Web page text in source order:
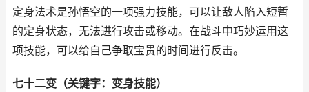
定身法术是孙悟空的一项强力技能，可以让敌人陷入短暂
的定身状态，无法进行攻击或移动。在战斗中巧妙运用这
项技能，可以给自己争取宝贵的时间进行反击。
七十二变（关键字：变身技能）